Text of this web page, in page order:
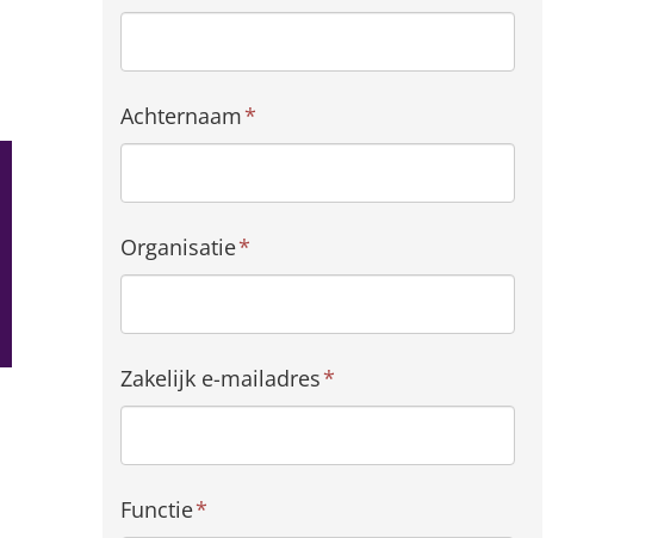
Achternaam*
Organisatie*
Zakelijk e-mailadres*
Functie*